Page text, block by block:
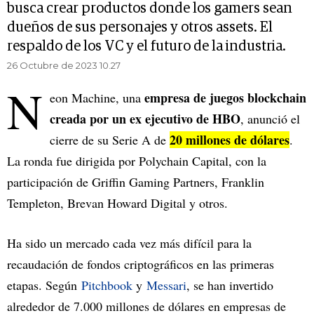
busca crear productos donde los gamers sean
dueños de sus personajes y otros assets. El
respaldo de los VC y el futuro de la industria.
26 Octubre de 2023 10.27
N eon Machine, una empresa de juegos blockchain
creada por un ex ejecutivo de HBO, anunció el
cierre de su Serie A de 20 millones de dólares.
La ronda fue dirigida por Polychain Capital, con la
participación de Griffin Gaming Partners, Franklin
Templeton, Brevan Howard Digital y otros.
Ha sido un mercado cada vez más difícil para la
recaudación de fondos criptográficos en las primeras
etapas. Según Pitchbook y Messari, se han invertido
alrededor de 7.000 millones de dólares en empresas de